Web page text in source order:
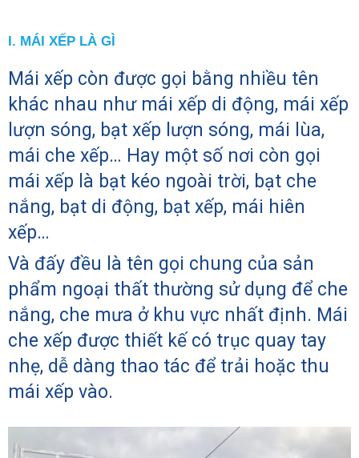
I. MÁI XẾP LÀ GÌ
Mái xếp còn được gọi bằng nhiều tên
khác nhau như mái xếp di động, mái xếp
lượn sóng, bạt xếp lượn sóng, mái lùa,
mái che xếp… Hay một số nơi còn gọi
mái xếp là bạt kéo ngoài trời, bạt che
nắng, bạt di động, bạt xếp, mái hiên
xếp…
Và đấy đều là tên gọi chung của sản
phẩm ngoại thất thường sử dụng để che
nắng, che mưa ở khu vực nhất định. Mái
che xếp được thiết kế có trục quay tay
nhẹ, dễ dàng thao tác để trải hoặc thu
mái xếp vào.